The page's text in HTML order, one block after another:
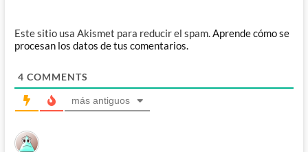
Este sitio usa Akismet para reducir el spam.Aprende cómo se
procesan los datos de tus comentarios.
4 COMMENTS
más antiguos